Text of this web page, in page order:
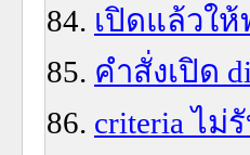
เปิดแล้วใ
คำสั่งเปิด
criteria ไม่